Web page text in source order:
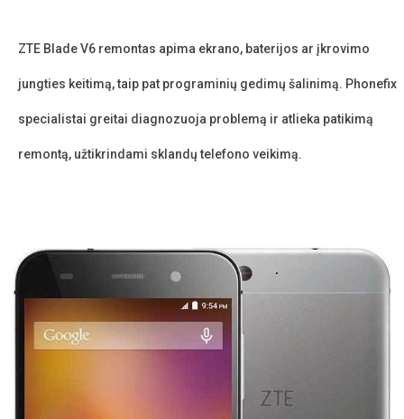
ZTE Blade V6 remontas apima ekrano, baterijos ar įkrovimo
jungties keitimą, taip pat programinių gedimų šalinimą. Phonefix
specialistai greitai diagnozuoja problemą ir atlieka patikimą
remontą, užtikrindami sklandų telefono veikimą.